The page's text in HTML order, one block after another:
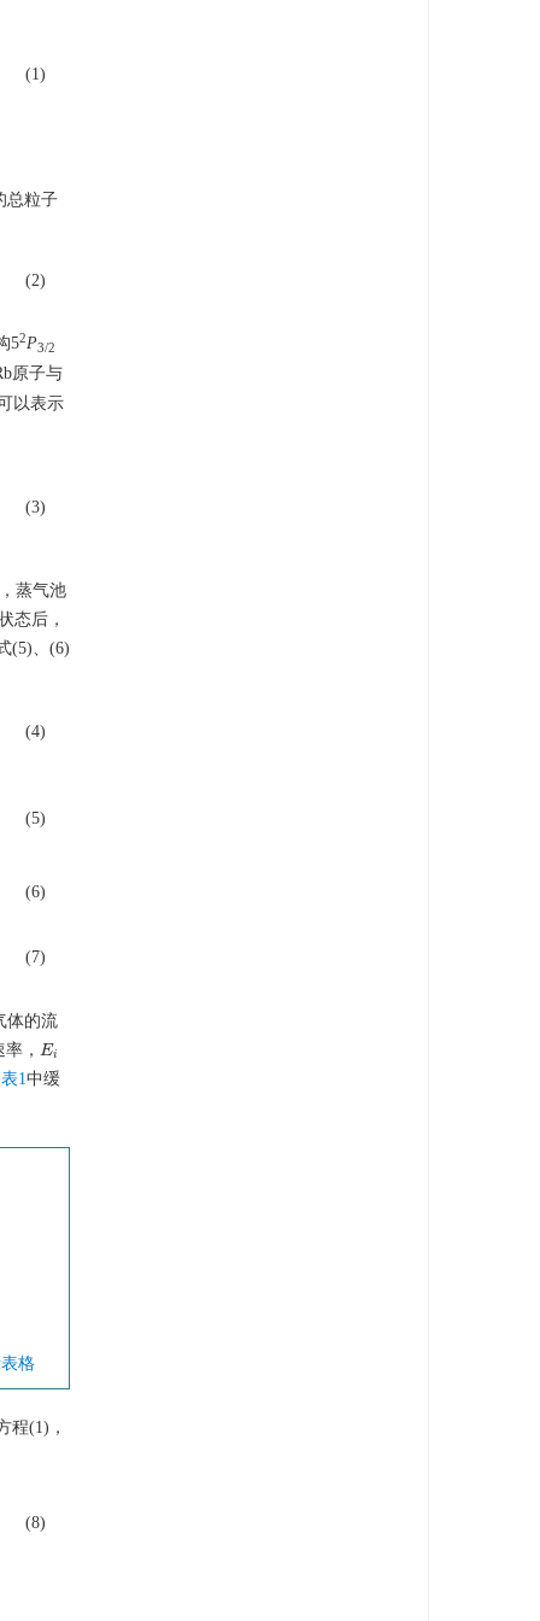
−n1)
(1)
总粒子
(2)
52P3/2
原子与
以表示
(3)
蒸气池
态后，
(5)、(6)
(4)
(5)
(6)
(7)
体的流
， Ei
Ei
表1中缓
格
程(1)，
(8)